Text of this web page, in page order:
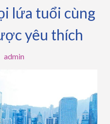
lứa tuổi cùng
yêu thích
admin